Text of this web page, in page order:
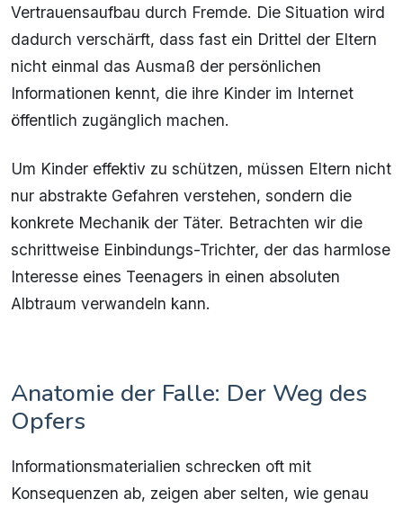
Vertrauensaufbau durch Fremde. Die Situation wird
dadurch verschärft, dass fast ein Drittel der Eltern
nicht einmal das Ausmaß der persönlichen
Informationen kennt, die ihre Kinder im Internet
öffentlich zugänglich machen.
Um Kinder effektiv zu schützen, müssen Eltern nicht
nur abstrakte Gefahren verstehen, sondern die
konkrete Mechanik der Täter. Betrachten wir die
schrittweise Einbindungs-Trichter, der das harmlose
Interesse eines Teenagers in einen absoluten
Albtraum verwandeln kann.
Anatomie der Falle: Der Weg des
Opfers
Informationsmaterialien schrecken oft mit
Konsequenzen ab, zeigen aber selten, wie genau